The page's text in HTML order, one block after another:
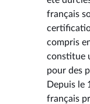
français
compris
constitue
pour des
Depuis le
français